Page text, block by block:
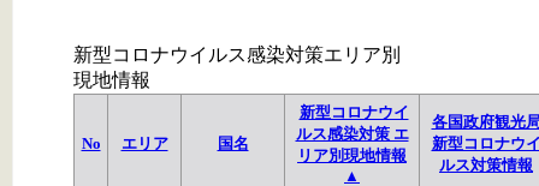
新型コロナウイルス感染対策エリア別
現地情報
No エリア 国名
新型コロナウイ
ルス感染対策 エ
リア別現地情報
▲
各国政府観光
新型コロナウ
ルス対策情報